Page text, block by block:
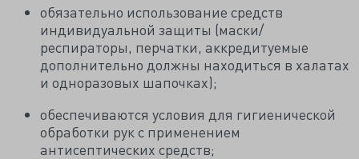
обязательно использование средств
индивидуальной защиты (маски/
респираторы, перчатки, аккредитуемые
дополнительно должны находиться в халатах
и одноразовых шапочках);
обеспечиваются условия для гигиенической
обработки рук с применением
антисептических средств;